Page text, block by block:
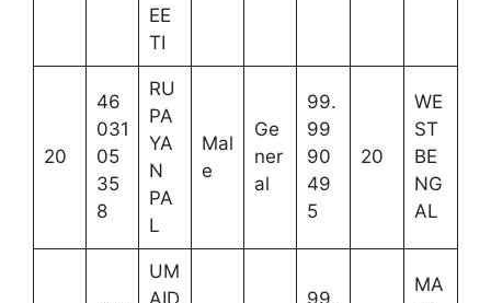
EE
TI
20
46
031
05
35
8
RU
PA
YA
N
PA
L
Mal
e
Ge
ner
al
99.
99
90
49
5
20
WE
ST
BE
NG
AL
UM
AID
99.
MA